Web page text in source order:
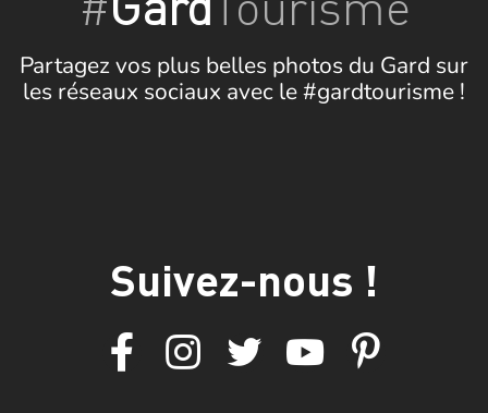
Partagez vos plus belles photos du Gard sur
les réseaux sociaux avec le #gardtourisme !
Suivez-nous !